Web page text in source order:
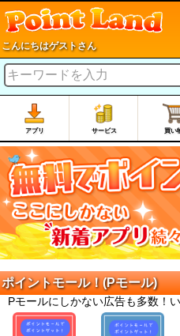
こんにちはゲストさん
アプリ サービス 買い
ポイントモール！(Pモール)
Pモールにしかない広告も多数！